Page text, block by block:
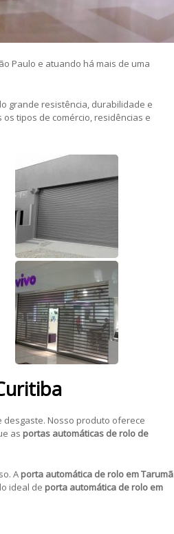
Paulo e atuando há mais de uma
grande resistência, durabilidade e
os tipos de comércio, residências e
Nosso produto oferece
as portas automáticas de rolo de
A porta automática de rolo em Tarumã
ideal de porta automática de rolo em